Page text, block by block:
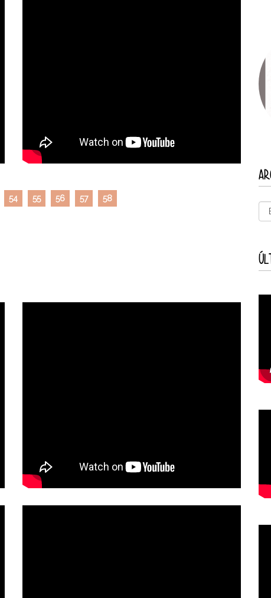
54 55 56 57 58